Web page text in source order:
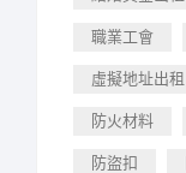
職業工會
虛擬地址出租
防火材料
防盜扣